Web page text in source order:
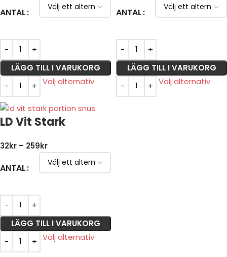
ANTAL
LÄGG TILL I VARUKORG
Välj alternativ
ANTAL
LÄGG TILL I VARUKORG
Välj alternativ
LD Vit Stark
32kr – 259kr
ANTAL
LÄGG TILL I VARUKORG
Välj alternativ